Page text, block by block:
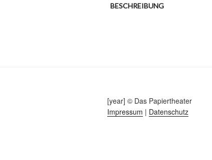
BESCHREIBUNG
[year] © Das Papiertheater
Impressum | Datenschutz